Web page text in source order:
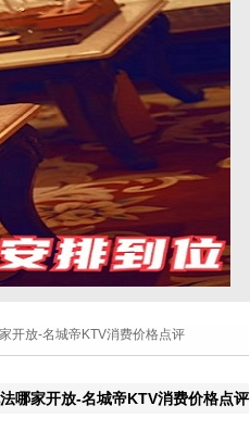
开放-名城帝KTV消费价格点评
哪家开放-名城帝KTV消费价格点评